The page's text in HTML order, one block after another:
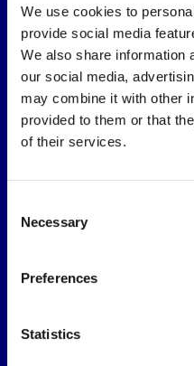
We use cookies to
provide social media
We also share information
our social media,
may combine it with other
provided to them or that
of their services.
Selection
Necessary
Preferences
Statistics